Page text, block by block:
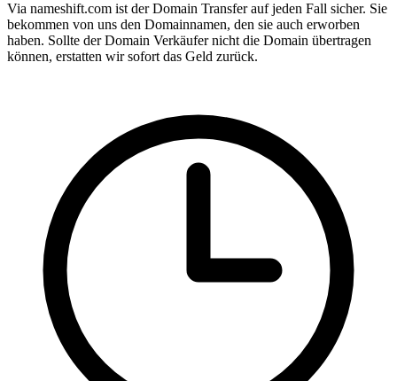
Via nameshift.com ist der Domain Transfer auf jeden Fall sicher. Sie
bekommen von uns den Domainnamen, den sie auch erworben
haben. Sollte der Domain Verkäufer nicht die Domain übertragen
können, erstatten wir sofort das Geld zurück.